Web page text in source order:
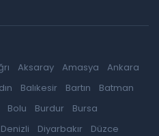
Aksaray Amasya
Ankara
Balıkesir Bartın
Batman
Bolu Burdur
Bursa
Denizli Diyarbakır
Düzce